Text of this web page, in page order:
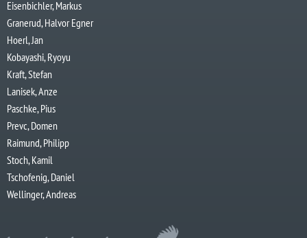
Eisenbichler, Markus
Granerud, Halvor Egner
Hoerl, Jan
Kobayashi, Ryoyu
Kraft, Stefan
Lanisek, Anze
Paschke, Pius
Prevc, Domen
Raimund, Philipp
Stoch, Kamil
Tschofenig, Daniel
Wellinger, Andreas